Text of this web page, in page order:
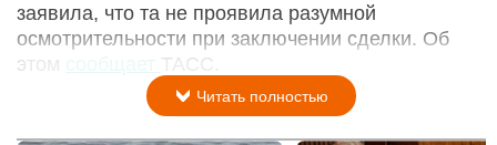
заявила, что та не проявила разумной
осмотрительности при заключении сделки. Об
этом
сообщает ТАСС.
Читать полностью